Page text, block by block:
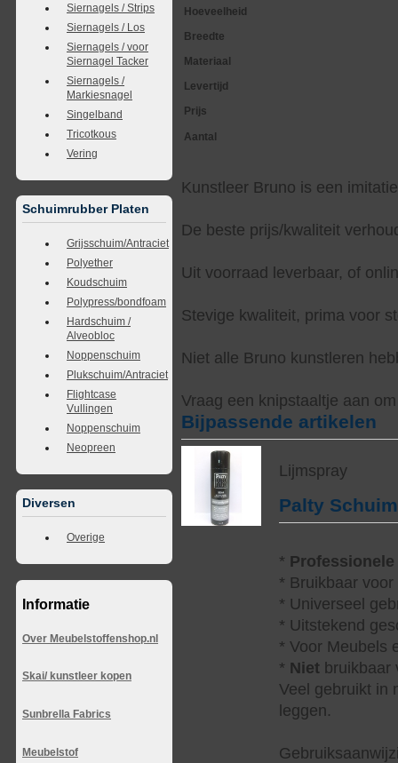
Siernagels / Strips
Siernagels / Los
Siernagels / voor
Siernagel Tacker
Siernagels /
Markiesnagel
Singelband
Tricotkous
Vering
Schuimrubber Platen
Grijsschuim/Antraciet
Polyether
Koudschuim
Polypress/bondfoam
Hardschuim /
Alveobloc
Noppenschuim
Plukschuim/Antraciet
Flightcase
Vullingen
Noppenschuim
Neopreen
Diversen
Overige
Informatie
Over Meubelstoffenshop.nl
Skai/ kunstleer kopen
Sunbrella Fabrics
Meubelstof
Hoeveelheid
Breedte
Materiaal
Levertijd
Prijs
Aantal
Kunstleer Bruno is een
De beste prijs/kwaliteit
Uit voorraad leverbaar, of
Stevige kwaliteit, prima voor
Niet alle Bruno kunstleren
Vraag een knipstaaltje aan
Bijpassende artikelen
Lijmspray
Palty
* Professionele
* Bruikbaar
* Universeel
* Uitstekend
* Voor Meubels
* Niet bruikbaar
Veel gebruikt in
leggen.